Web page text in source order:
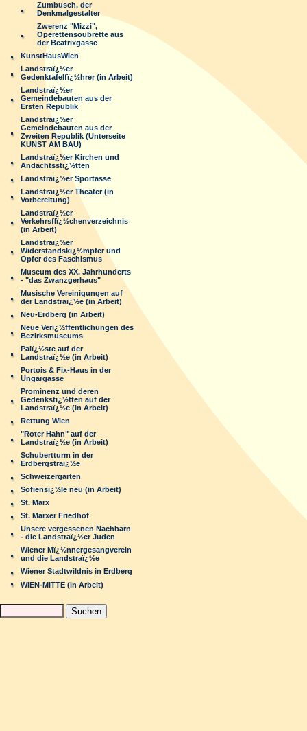
Zumbusch, der
Denkmalgestalter
Zwerenz "Mizzi",
Operettensoubrette aus
der Beatrixgasse
KunstHausWien
Landstraï¿½er
Gedenktafelfï¿½hrer (in Arbeit)
Landstraï¿½er
Gemeindebauten aus der
Ersten Republik
Landstraï¿½er
Gemeindebauten aus der
Zweiten Republik (Unterseite
KUNST AM BAU)
Landstraï¿½er Kirchen und
Andachtsstï¿½tten
Landstraï¿½er Sportasse
Landstraï¿½er Theater (in
Vorbereitung)
Landstraï¿½er
Verkehrsflï¿½chenverzeichnis
(in Arbeit)
Landstraï¿½er
Widerstandskï¿½mpfer und
Opfer des Faschismus
Museum des XX. Jahrhunderts
- "das Zwanzgerhaus"
Musische Vereinigungen auf
der Landstraï¿½e (in Arbeit)
Neu-Erdberg (in Arbeit)
Neue Verï¿½ffentlichungen des
Bezirksmuseums
Palï¿½ste auf der
Landstraï¿½e (in Arbeit)
Portois & Fix-Haus in der
Ungargasse
Prominenz und deren
Gedenkstï¿½tten auf der
Landstraï¿½e (in Arbeit)
Rettung Wien
"Roter Hahn" auf der
Landstraï¿½e (in Arbeit)
Schubertturm in der
Erdbergstraï¿½e
Schweizergarten
Sofiensï¿½le neu (in Arbeit)
St. Marx
St. Marxer Friedhof
Unsere vergessenen Nachbarn
- die Landstraï¿½er Juden
Wiener Mï¿½nnergesangverein
und die Landstraï¿½e
Wiener Stadtwildnis in Erdberg
WIEN-MITTE (in Arbeit)